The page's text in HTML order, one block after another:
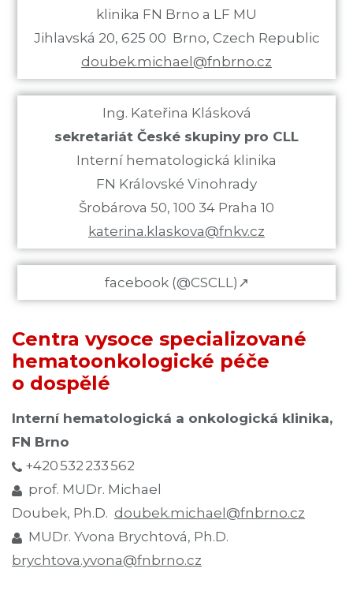
klinika FN Brno a LF MU
Jihlavská 20, 625 00 Brno, Czech Republic
doubek.michael@fnbrno.cz
Ing. Kateřina Klásková
sekretariát České skupiny pro CLL
Interní hematologická klinika
FN Královské Vinohrady
Šrobárova 50, 100 34 Praha 10
katerina.klaskova@fnkv.cz
facebook (@CSCLL)↗
Centra vysoce specializované
hematoonkologické péče
o dospělé
Interní hematologická a onkologická klinika,
FN Brno
+420 532 233 562
prof. MUDr. Michael
Doubek, Ph.D. doubek.michael@fnbrno.cz
MUDr. Yvona Brychtová, Ph.D.
brychtova.yvona@fnbrno.cz